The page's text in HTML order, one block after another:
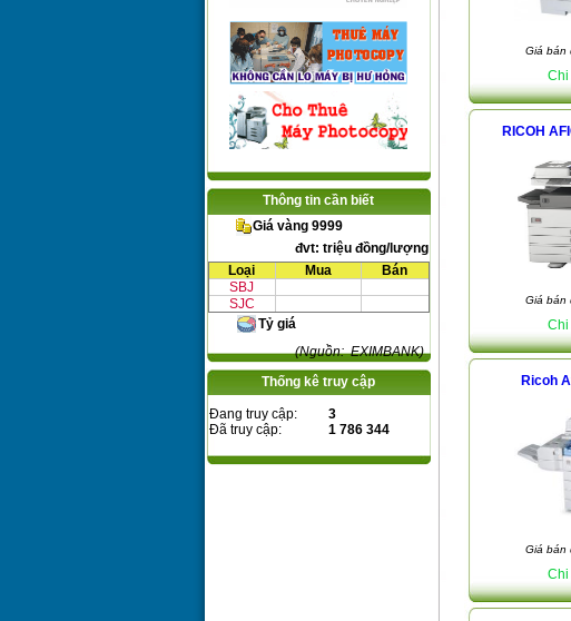
Thông tin cần biết
Giá vàng 9999
đvt: triệu đồng/lượng
Loại
Mua
Bán
SBJ
SJC
Tỷ giá
(Nguồn: EXIMBANK)
Thống kê truy cập
Đang truy cập:
3
Đã truy cập:
1 786 344
Giá bán
Chi
RICOH
Giá bán
Chi
Ricoh
Giá bán
Chi